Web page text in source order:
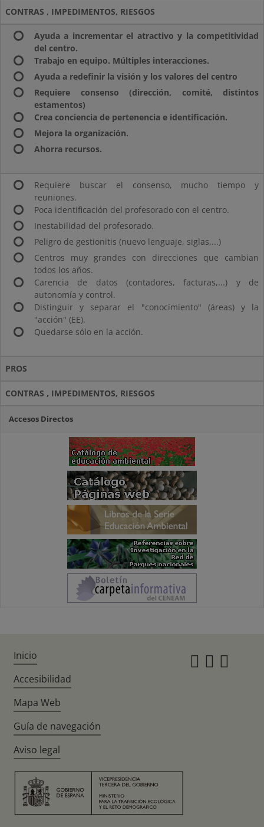
CONTRAS , IMPEDIMENTOS, RIESGOS
Ayuda a incrementar el atractivo y la competitividad
del centro.
Trabajo en equipo. Múltiples interacciones.
Ayuda a redefinir la visión y los valores del centro
Requiere consenso (dirección, comité, distintos
estamentos)
Crea conciencia de pertenencia e identificación.
Mejora la organización.
Ahorra recursos.
Requiere buscar el consenso, mucho tiempo y
reuniones.
Poca identificación del profesorado con el centro.
Inestabilidad del profesorado.
Peligro de gestionitis (nuevo lenguaje, siglas,...)
Centros muy grandes con direcciones que cambian
todos los años.
Carencia de datos (contadores, facturas,...) y de
autonomía y control.
Distinguir y separar el "conocimiento" (áreas) y la
"acción" (EE).
Quedarse sólo en la acción.
PROS
CONTRAS , IMPEDIMENTOS, RIESGOS
Accesos Directos
Inicio
Accesibilidad
Mapa Web
Guía de navegación
Aviso legal